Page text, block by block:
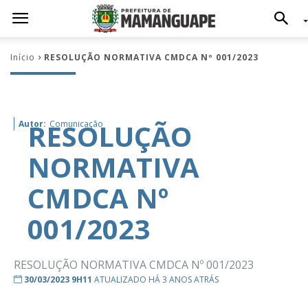
Início RESOLUÇÃO NORMATIVA CMDCA Nº 001/2023
Autor: Comunicação
RESOLUÇÃO
NORMATIVA
CMDCA Nº
001/2023
RESOLUÇÃO NORMATIVA CMDCA Nº 001/2023
30/03/2023 9H11 ATUALIZADO HÁ 3 ANOS ATRÁS